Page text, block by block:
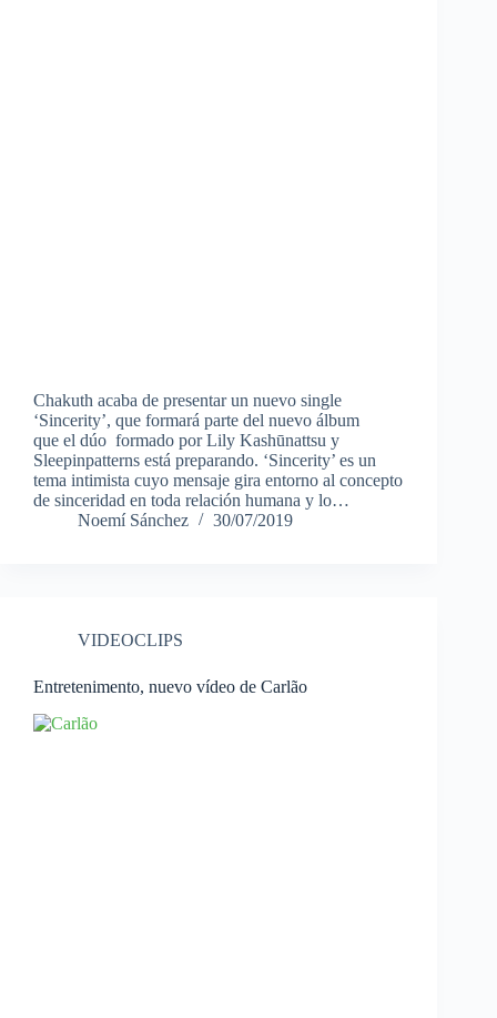
Chakuth acaba de presentar un nuevo single
‘Sincerity’, que formará parte del nuevo álbum
que el dúo formado por Lily Kashūnattsu y
Sleepinpatterns está preparando. ‘Sincerity’ es un
tema intimista cuyo mensaje gira entorno al concepto
de sinceridad en toda relación humana y lo…
Noemí Sánchez
30/07/2019
VIDEOCLIPS
Entretenimento, nuevo vídeo de Carlão